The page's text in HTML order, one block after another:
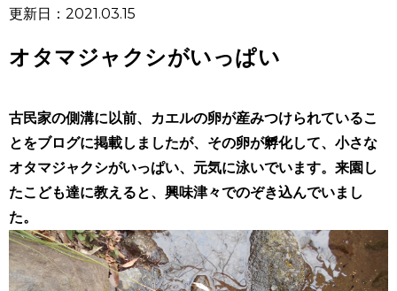
更新日：2021.03.15
オタマジャクシがいっぱい
古民家の側溝に以前、カエルの卵が産みつけられているこ
とをブログに掲載しましたが、その卵が孵化して、小さな
オタマジャクシがいっぱい、元気に泳いでいます。来園し
たこども達に教えると、興味津々でのぞき込んでいまし
た。